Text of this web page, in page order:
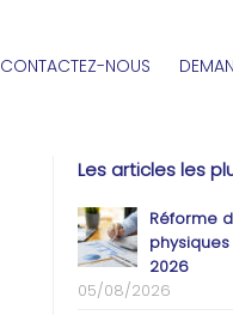
CONTACTEZ-NOUS
Les articles les
Réforme
2026
05/08/2026